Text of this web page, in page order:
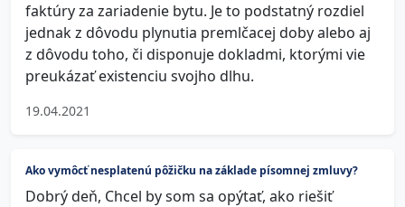
faktúry za zariadenie bytu. Je to podstatný rozdiel
jednak z dôvodu plynutia premlčacej doby alebo aj
z dôvodu toho, či disponuje dokladmi, ktorými vie
preukázať existenciu svojho dlhu.
19.04.2021
Ako vymôcť nesplatenú pôžičku na základe písomnej zmluvy?
Dobrý deň, Chcel by som sa opýtať, ako riešiť